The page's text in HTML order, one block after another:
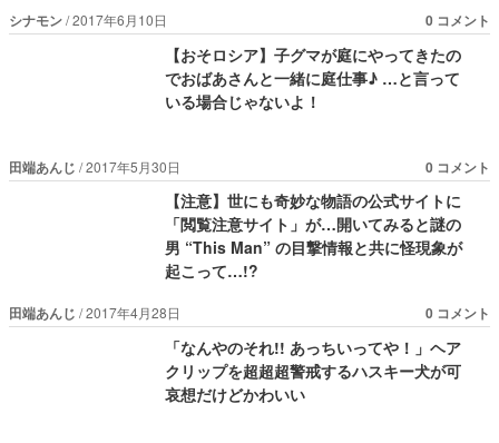
シナモン 2017年6月10日 0 コメント
【おそロシア】子グマが庭にやってきたの
でおばあさんと一緒に庭仕事♪ …と言って
いる場合じゃないよ！
田端あんじ 2017年5月30日 0 コメント
【注意】世にも奇妙な物語の公式サイトに
「閲覧注意サイト」が…開いてみると謎の
男 “This Man” の目撃情報と共に怪現象が
起こって…!?
田端あんじ 2017年4月28日 0 コメント
「なんやのそれ!! あっちいってや！」ヘア
クリップを超超超警戒するハスキー犬が可
哀想だけどかわいい